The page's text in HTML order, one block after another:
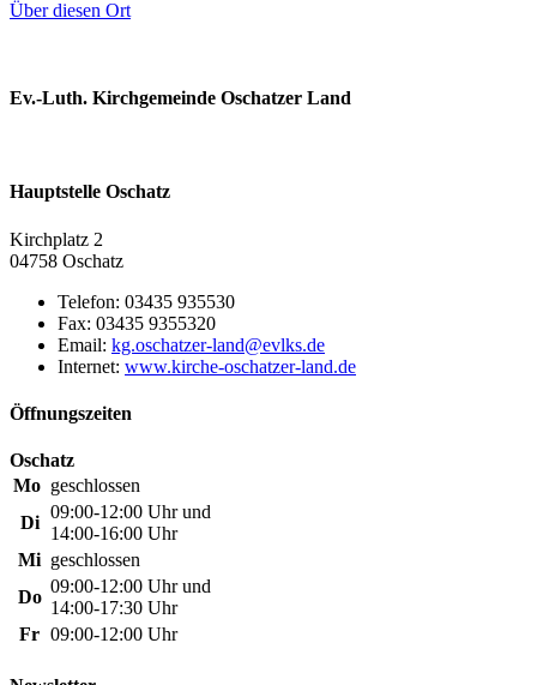
Über diesen Ort
Ev.-Luth. Kirchgemeinde Oschatzer Land
Hauptstelle Oschatz
Kirchplatz 2
04758 Oschatz
Telefon: 03435 935530
Fax: 03435 9355320
Email:
Internet: www.kirche-oschatzer-land.de
Öffnungszeiten
Oschatz
Mo geschlossen
Di
09:00-12:00 Uhr und
14:00-16:00 Uhr
Mi geschlossen
Do
09:00-12:00 Uhr und
14:00-17:30 Uhr
Fr 09:00-12:00 Uhr